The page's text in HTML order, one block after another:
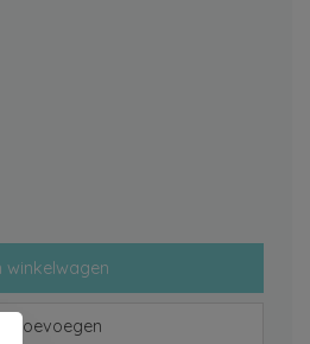
winkelwagen
toevoegen